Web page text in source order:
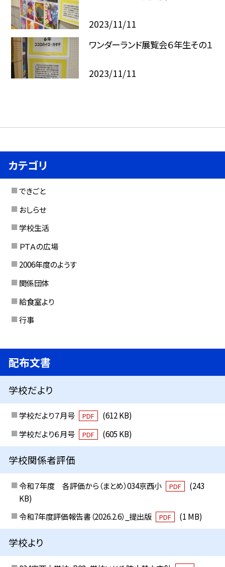
2023/11/11
ワンダーランド展覧会６年生その１
2023/11/11
カテゴリ
できごと
おしらせ
学校生活
ＰＴＡの広場
2006年度のようす
関係団体
給食室より
行事
配布文書
学校だより
学校だより７月号 PDF
(612 KB)
学校だより６月号
PDF (605 KB)
学校関係者評価
令和７年度 各評価から（まとめ）034京西小 PDF
(243
KB)
令和7年度評価報告書（2026.2.6）_提出版
PDF (1 MB)
学校より